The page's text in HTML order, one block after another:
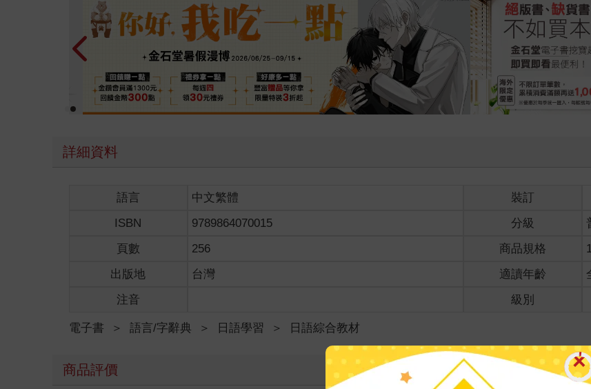
詳細資料
語言 中文繁體
裝訂
ISBN
9789864070015 分級
頁數
256 商品規格
出版地
台灣 適讀年齡
注音
級別
電子書 ＞ 語言/字辭典 ＞ 日語學習 ＞ 日語綜合教材
商品評價